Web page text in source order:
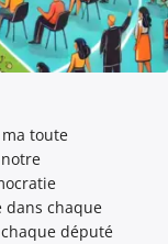
ma toute
chaque
député